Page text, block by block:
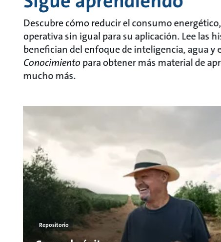
Descubre cómo reducir el consumo
operativa sin igual para su aplicación. Lee las
benefician del enfoque de inteligencia, agua y
Conocimiento para obtener más material de
mucho más.
Repositorio